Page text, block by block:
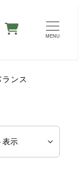
MENU
ンス